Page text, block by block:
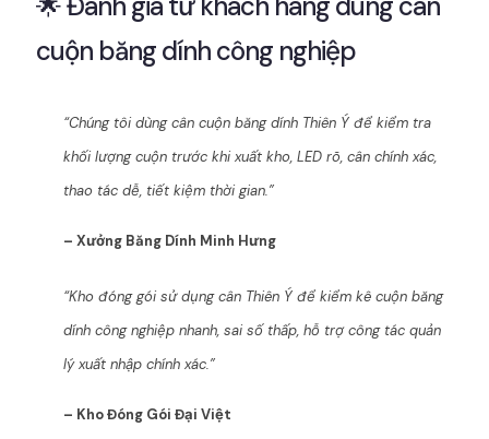
cuộn băng dính công nghiệp
“Chúng tôi dùng cân cuộn băng dính Thiên Ý để kiểm tra
khối lượng cuộn trước khi xuất kho, LED rõ, cân chính xác,
thao tác dễ, tiết kiệm thời gian.”
– Xưởng Băng Dính Minh Hưng
“Kho đóng gói sử dụng cân Thiên Ý để kiểm kê cuộn băng
dính công nghiệp nhanh, sai số thấp, hỗ trợ công tác quản
lý xuất nhập chính xác.”
– Kho Đóng Gói Đại Việt